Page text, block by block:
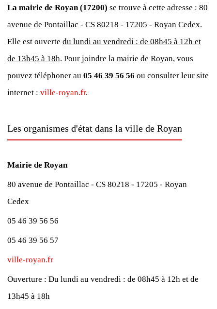
La mairie de Royan (17200) se trouve à cette adresse : 80
avenue de Pontaillac - CS 80218 - 17205 - Royan Cedex.
Elle est ouverte du lundi au vendredi : de 08h45 à 12h et
de 13h45 à 18h. Pour joindre la mairie de Royan, vous
pouvez téléphoner au 05 46 39 56 56 ou consulter leur site
internet : ville-royan.fr.
Les organismes d'état dans la ville de Royan
Mairie de Royan
80 avenue de Pontaillac - CS 80218 - 17205 - Royan
Cedex
05 46 39 56 56
05 46 39 56 57
ville-royan.fr
Ouverture : Du lundi au vendredi : de 08h45 à 12h et de
13h45 à 18h